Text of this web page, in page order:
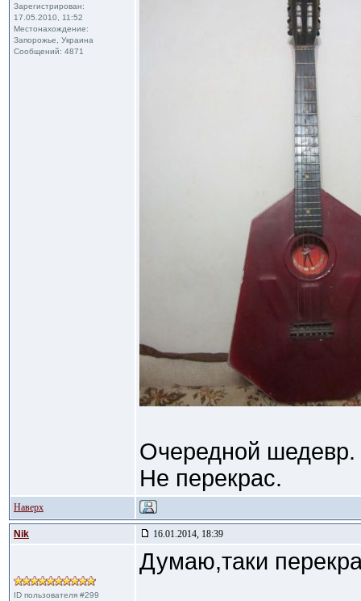
Зарегистрирован:
17.05.2010, 11:52
Местонахождение:
Запорожье, Украина
Сообщений: 4871
Очередной шедевр.
Не перекрас.
Наверх
Nik 16.01.2014, 18:39
ID пользователя #299
Думаю,таки